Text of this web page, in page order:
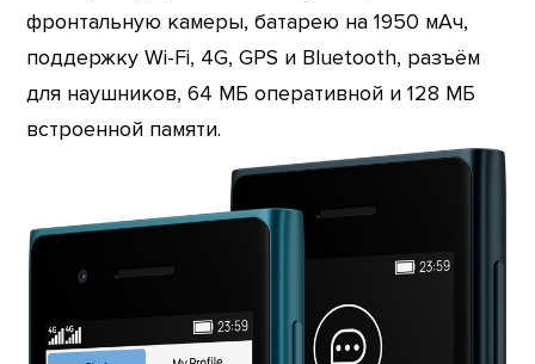
фронтальную камеры, батарею на 1950 мАч,
поддержку Wi-Fi, 4G, GPS и Bluetooth, разъём
для наушников, 64 МБ оперативной и 128 МБ
встроенной памяти.